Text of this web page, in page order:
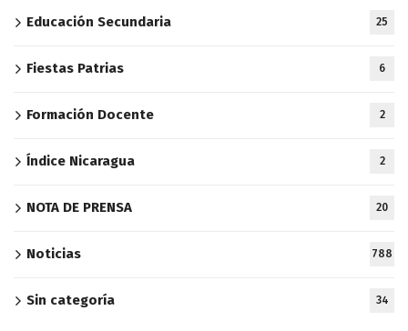
Educación Secundaria 25
Fiestas Patrias 6
Formación Docente 2
Índice Nicaragua 2
NOTA DE PRENSA 20
Noticias 788
Sin categoría 34